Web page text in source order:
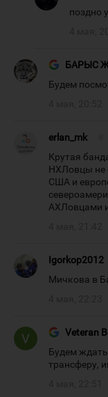
поздно
БАРЫС
Будем
erlan_mk
Крутая
НХЛовцы не
США и
АХЛовцами
Igorkop2012
Мичкова в
Veteran
Будем
трансферу,